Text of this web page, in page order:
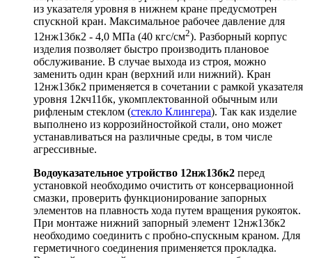
из указателя уровня в нижнем кране предусмотрен
спускной кран. Максимальное рабочее давление для
12нж13бк2 - 4,0 МПа (40 кгс/см2). Разборный корпус
изделия позволяет быстро производить плановое
обслуживание. В случае выхода из строя, можно
заменить один кран (верхний или нижний). Кран
12нж13бк2 применяется в сочетании с рамкой указателя
уровня 12кч11бк, укомплектованной обычным или
рифленым стеклом (стекло Клингера). Так как изделие
выполнено из коррозийностойкой стали, оно может
устанавливаться на различные среды, в том числе
агрессивные.
Водоуказательное утройство 12нж13бк2 перед
установкой необходимо очистить от консервационной
смазки, проверить функционирование запорных
элементов на плавность хода путем вращения рукояток.
При монтаже нижний запорный элемент 12нж13бк2
необходимо соединить с пробно-спускным краном. Для
герметичного соединения применяется прокладка.